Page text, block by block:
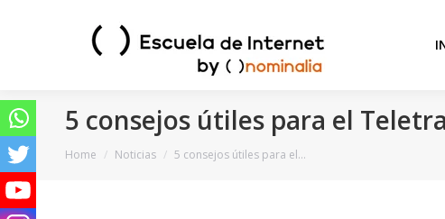
5 consejos útiles para el
You are here:
Home Noticias 5 consejos útiles para el…